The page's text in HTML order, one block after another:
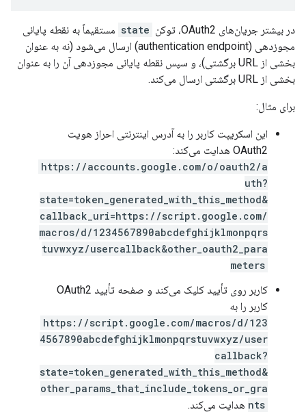
در بیشتر جریان‌های OAuth2، توکن state مستقیماً به نقطه پایانی
مجوزدهی (authentication endpoint) ارسال می‌شود (نه به عنوان
بخشی از URL برگشتی)، و سپس نقطه پایانی مجوزدهی آن را به عنوان
بخشی از URL برگشتی ارسال می‌کند.
برای مثال:
این اسکریپت کاربر را به آدرس اینترنتی احراز هویت
OAuth2 هدایت می‌کند:
https://accounts.google.com/o/oauth2/a
uth?
state=token_generated_with_this_method&
callback_uri=https://script.google.com/
macros/d/1234567890abcdefghijklmonpqrs
tuvwxyz/usercallback&other_oauth2_para
meters
کاربر روی تأیید کلیک می‌کند و صفحه تأیید OAuth2
کاربر را به
https://script.google.com/macros/d/123
4567890abcdefghijklmonpqrstuvwxyz/user
callback?
state=token_generated_with_this_method&
other_params_that_include_tokens_or_gra
nts هدایت می‌کند.